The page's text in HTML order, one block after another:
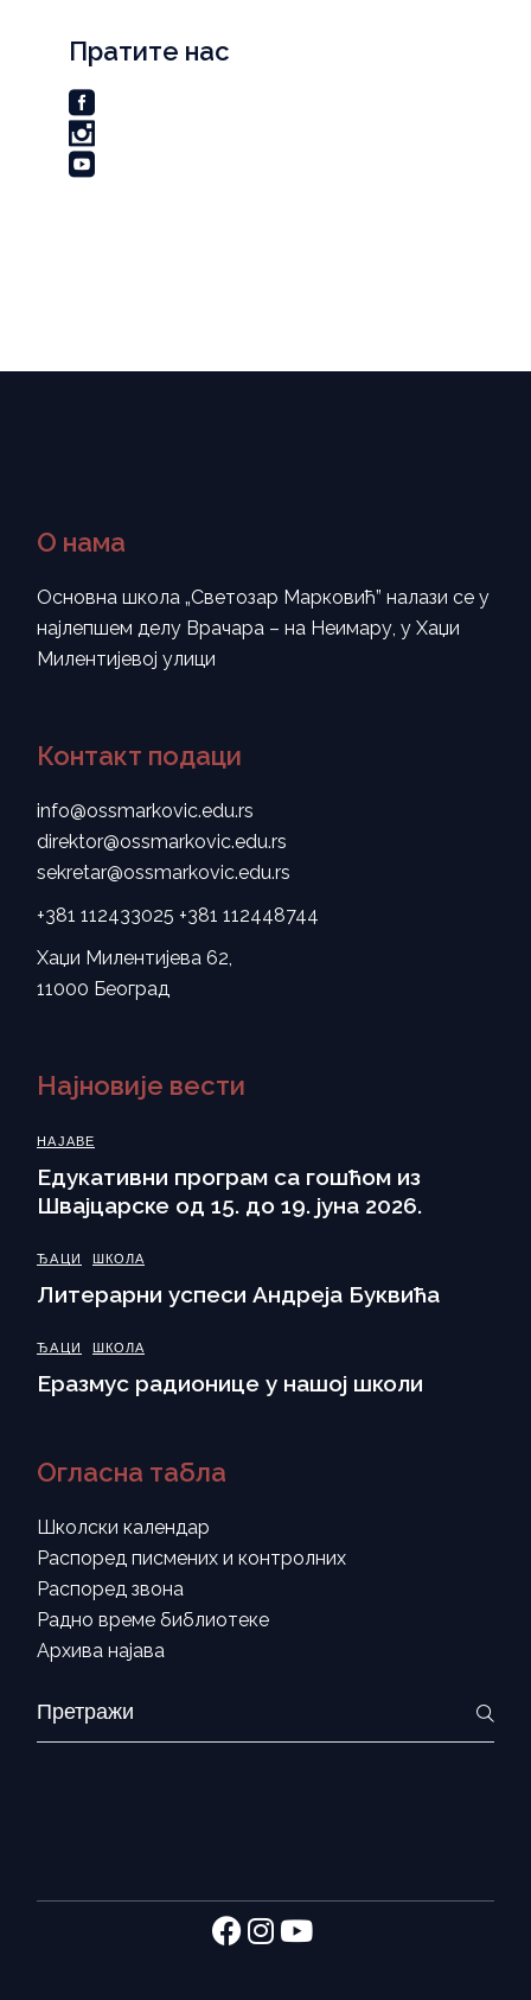
Пратите нас
О нама
Основна школа „Светозар Марковић” налази се у
најлепшем делу Врачара – на Неимару, у Хаџи
Милентијевој улици
Контакт подаци
info@ossmarkovic.edu.rs
direktor@ossmarkovic.edu.rs
sekretar@ossmarkovic.edu.rs
+381 112433025 +381 112448744
Хаџи Милентијева 62,
11000 Београд
Најновије вести
НАЈАВЕ
Eдукативни програм са гошћом из
Швајцарске од 15. до 19. јуна 2026.
ЂАЦИ ШКОЛА
Литерарни успеси Андреја Буквића
ЂАЦИ ШКОЛА
Еразмус радионице у нашој школи
Огласна табла
Школски календар
Распоред писмених и контролних
Распоред звона
Радно време библиотеке
Архива најава
Search
for: